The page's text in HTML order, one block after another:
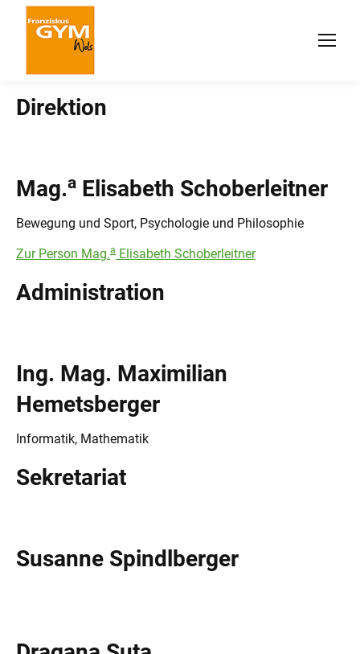
Direktion
Mag.a Elisabeth Schoberleitner
Bewegung und Sport, Psychologie und Philosophie
Zur Person Mag.a Elisabeth Schoberleitner
Administration
Ing. Mag. Maximilian
Hemetsberger
Informatik, Mathematik
Sekretariat
Susanne Spindlberger